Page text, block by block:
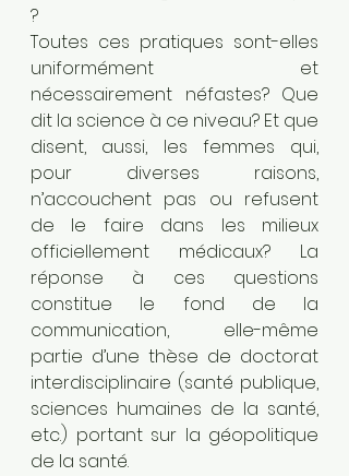
?
Toutes ces pratiques sont-elles
uniformément et
nécessairement néfastes? Que
dit la science à ce niveau? Et que
disent, aussi, les femmes qui,
pour diverses raisons,
n’accouchent pas ou refusent
de le faire dans les milieux
officiellement médicaux? La
réponse à ces questions
constitue le fond de la
communication, elle-même
partie d’une thèse de doctorat
interdisciplinaire (santé publique,
sciences humaines de la santé,
etc.) portant sur la géopolitique
de la santé.